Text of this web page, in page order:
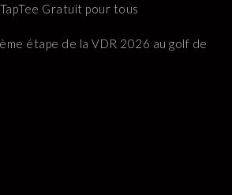
Gratuit pour tous
étape de la VDR 2026 au golf de